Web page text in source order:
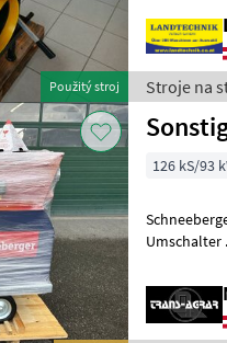
Použitý stroj Stroje na
126 kS/93
Schneeberger
Umschalter